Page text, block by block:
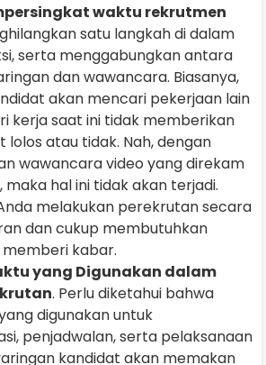
waktu rekrutmen
satu langkah di dalam
serta menggabungkan antara
dan wawancara. Biasanya,
akan mencari pekerjaan lain
kerja saat ini tidak memberikan
atau tidak. Nah, dengan
wawancara video yang direkam
maka hal ini tidak akan terjadi.
melakukan perekrutan secara
dan cukup membutuhkan
kabar.
yang Digunakan dalam
. Perlu diketahui bahwa
digunakan untuk
penjadwalan, serta pelaksanaan
kandidat akan memakan